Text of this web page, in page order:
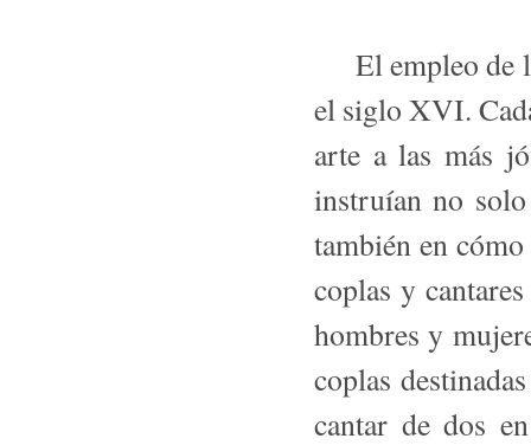
El empleo de
el siglo XVI.
arte a las más
instruían no
también en
coplas y
hombres y
coplas
cantar de dos